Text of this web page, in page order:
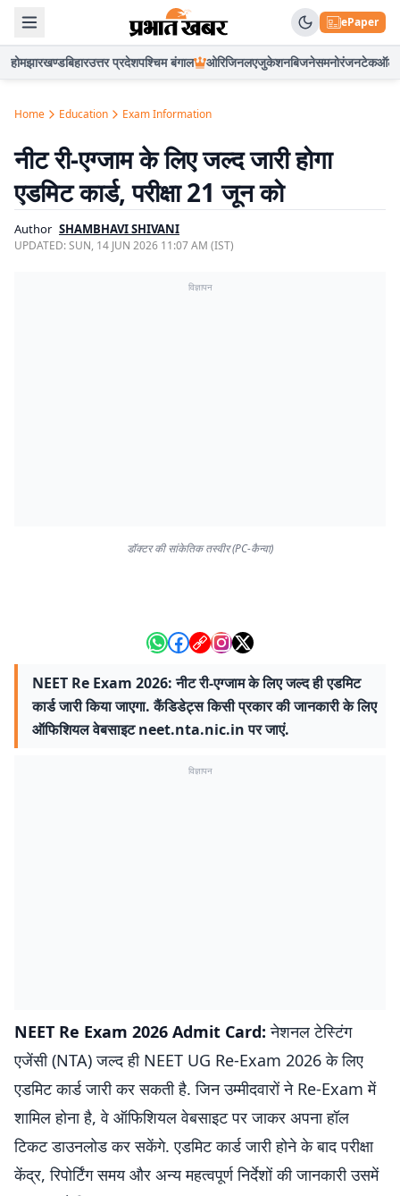
ePaper
होमझारखण्डबिहारउत्तर प्रदेशपश्चिम बंगाल ओरिजिनलएजुकेशनबिजनेसमनोरंजनटेकऑटो
Home Education Exam Information
नीट री-एग्जाम के लिए जल्द जारी होगा
एडमिट कार्ड, परीक्षा 21 जून को
Author SHAMBHAVI SHIVANI
UPDATED:SUN, 14 JUN 2026 11:07 AM (IST)
विज्ञापन
डॉक्टर की सांकेतिक तस्वीर (PC-कैन्वा)
NEET Re Exam 2026: नीट री-एग्जाम के लिए जल्द ही एडमिट
कार्ड जारी किया जाएगा. कैंडिडेट्स किसी प्रकार की जानकारी के लिए
ऑफिशियल वेबसाइट neet.nta.nic.in पर जाएं.
विज्ञापन
NEET Re Exam 2026 Admit Card: नेशनल टेस्टिंग
एजेंसी (NTA) जल्द ही NEET UG Re-Exam 2026 के लिए
एडमिट कार्ड जारी कर सकती है. जिन उम्मीदवारों ने Re-Exam में
शामिल होना है, वे ऑफिशियल वेबसाइट पर जाकर अपना हॉल
टिकट डाउनलोड कर सकेंगे. एडमिट कार्ड जारी होने के बाद परीक्षा
केंद्र, रिपोर्टिंग समय और अन्य महत्वपूर्ण निर्देशों की जानकारी उसमें